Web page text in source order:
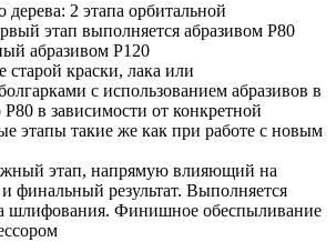
2 этапа орбитальной
этап выполняется абразивом Р80
абразивом P120
старой краски, лака или
с использованием абразивов в
в зависимости от конкретной
этапы такие же как при работе с новым
этап, напрямую влияющий на
финальный результат. Выполняется
шлифования. Финишное обеспыливание